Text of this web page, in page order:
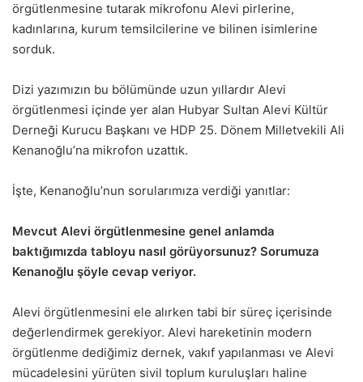
örgütlenmesine tutarak mikrofonu Alevi pirlerine,
kadınlarına, kurum temsilcilerine ve bilinen isimlerine
sorduk.
Dizi yazımızın bu bölümünde uzun yıllardır Alevi
örgütlenmesi içinde yer alan Hubyar Sultan Alevi Kültür
Derneği Kurucu Başkanı ve HDP 25. Dönem Milletvekili Ali
Kenanoğlu’na mikrofon uzattık.
İşte, Kenanoğlu’nun sorularımıza verdiği yanıtlar:
Mevcut Alevi örgütlenmesine genel anlamda
baktığımızda tabloyu nasıl görüyorsunuz? Sorumuza
Kenanoğlu şöyle cevap veriyor.
Alevi örgütlenmesini ele alırken tabi bir süreç içerisinde
değerlendirmek gerekiyor. Alevi hareketinin modern
örgütlenme dediğimiz dernek, vakıf yapılanması ve Alevi
mücadelesini yürüten sivil toplum kuruluşları haline